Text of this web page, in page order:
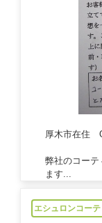
厚木市在住
弊社のコーテ
ます...
エシュロンコー